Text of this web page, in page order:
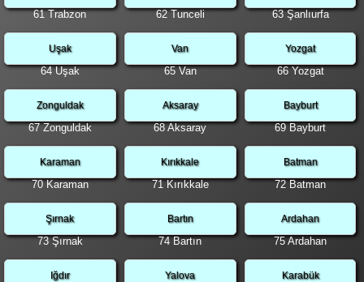
61 Trabzon 62 Tunceli 63 Şanlıurfa
Uşak
64 Uşak
Van
65 Van
Yozgat
66 Yozgat
Zonguldak
67 Zonguldak
Aksaray
68 Aksaray
Bayburt
69 Bayburt
Karaman
70 Karaman
Kırıkkale
71 Kırıkkale
Batman
72 Batman
Şırnak
73 Şırnak
Bartın
74 Bartın
Ardahan
75 Ardahan
Iğdır Yalova Karabük